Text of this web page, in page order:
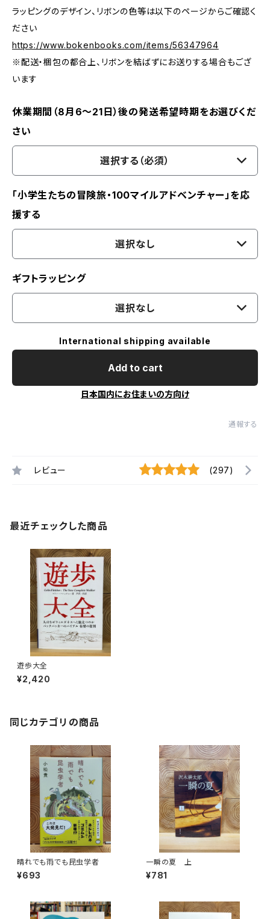
ラッピングのデザイン、リボンの色等は以下のページからご確認く
ださい
https://www.bokenbooks.com/items/56347964
※配送・梱包の都合上、リボンを結ばずにお送りする場合もござ
います
休業期間（8月6〜21日）後の発送希望時期をお選びくだ
さい
選択する（必須）
「小学生たちの冒険旅・100マイルアドベンチャー」を応
援する
選択なし
ギフトラッピング
選択なし
International shipping available
Add to cart
日本国内にお住まいの方向け
通報する
レビュー (297)
最近チェックした商品
遊歩大全
¥2,420
同じカテゴリの商品
晴れでも雨でも昆虫学者
¥693
一瞬の夏 上
¥781